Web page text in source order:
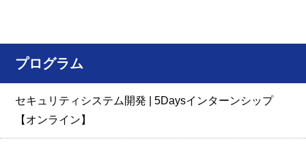
プログラム
セキュリティシステム開発 | 5Daysインターンシップ
【オンライン】